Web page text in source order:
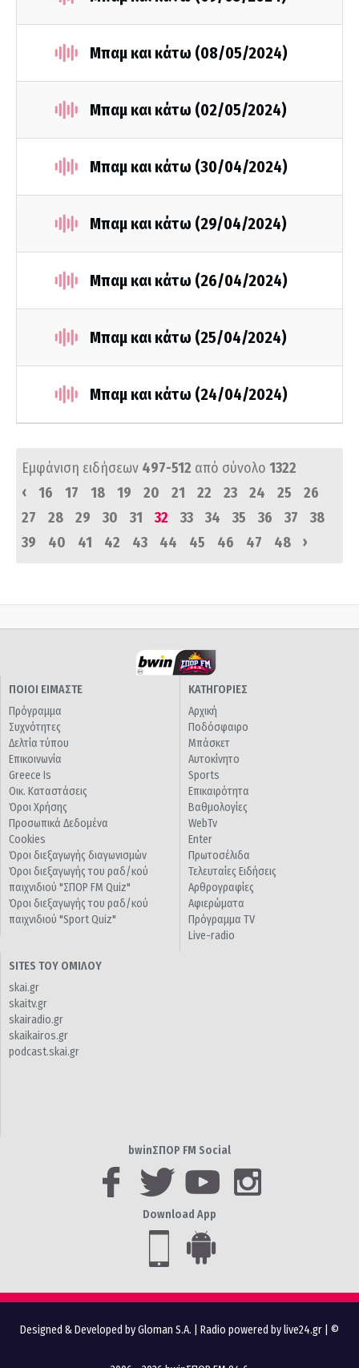
Μπαμ και κάτω (08/05/2024)
Μπαμ και κάτω (02/05/2024)
Μπαμ και κάτω (30/04/2024)
Μπαμ και κάτω (29/04/2024)
Μπαμ και κάτω (26/04/2024)
Μπαμ και κάτω (25/04/2024)
Μπαμ και κάτω (24/04/2024)
Εμφάνιση ειδήσεων 497-512 από σύνολο 1322
‹
16 17 18 19 20 21 22 23 24 25
26
27
28 29 30 31 32 33 34 35 36 37
38
39
40 41 42 43 44 45 46 47 48 ›
ΠΟΙΟΙ ΕΙΜΑΣΤΕ
Πρόγραμμα
Συχνότητες
Δελτία τύπου
Επικοινωνία
Greece Is
Οικ. Καταστάσεις
Όροι Χρήσης
Προσωπικά Δεδομένα
Cookies
Όροι διεξαγωγής διαγωνισμών
Όροι διεξαγωγής του ραδ/κού
παιχνιδιού "ΣΠΟΡ FM Quiz"
Όροι διεξαγωγής του ραδ/κού
παιχνιδιού "Sport Quiz"
ΚΑΤΗΓΟΡΙΕΣ
Αρχική
Ποδόσφαιρο
Μπάσκετ
Αυτοκίνητο
Sports
Επικαιρότητα
Βαθμολογίες
WebTv
Enter
Πρωτοσέλιδα
Τελευταίες Ειδήσεις
Αρθρογραφίες
Αφιερώματα
Πρόγραμμα TV
Live-radio
SITES ΤΟΥ ΟΜΙΛΟΥ
skai.gr
skaitv.gr
skairadio.gr
skaikairos.gr
podcast.skai.gr
bwinΣΠΟΡ FM Social
Download App
Designed & Developed by Gloman S.A. Radio powered by live24.gr | ©